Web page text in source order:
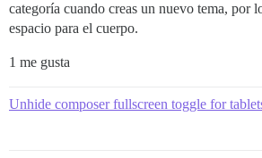
categoría cuando creas un nuevo tema, por
espacio para el cuerpo.
1 me gusta
Unhide composer fullscreen toggle for